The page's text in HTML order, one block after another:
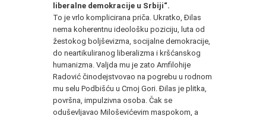
liberalne demokracije u Srbiji“.
To je vrlo komplicirana priča. Ukratko, Đilas
nema koherentnu ideološku poziciju, luta od
žestokog boljševizma, socijalne demokracije,
do neartikuliranog liberalizma i kršćanskog
humanizma. Valjda mu je zato Amfilohije
Radović činodejstvovao na pogrebu u rodnom
mu selu Podbišću u Crnoj Gori. Đilas je plitka,
površna, impulzivna osoba. Čak se
oduševljavao Miloševićevim maspokom, a